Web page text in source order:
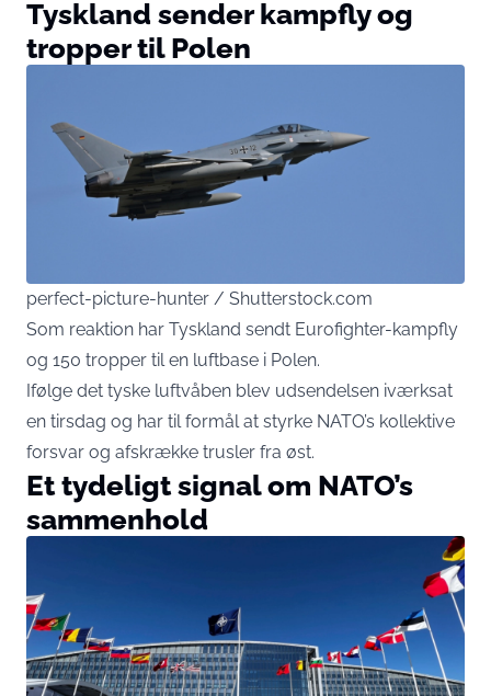
Tyskland sender kampfly og
tropper til Polen
perfect-picture-hunter / Shutterstock.com
Som reaktion har Tyskland sendt Eurofighter-kampfly
og 150 tropper til en luftbase i Polen.
Ifølge det tyske luftvåben blev udsendelsen iværksat
en tirsdag og har til formål at styrke NATO’s kollektive
forsvar og afskrække trusler fra øst.
Et tydeligt signal om NATO’s
sammenhold